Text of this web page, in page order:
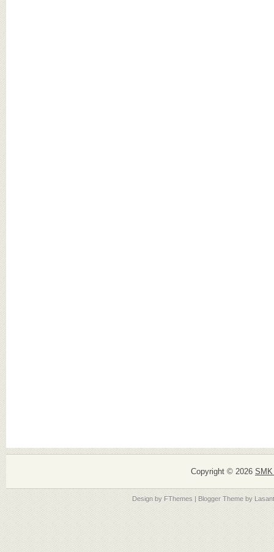
Copyright © 2026
Design by FThemes | Blogger Theme by